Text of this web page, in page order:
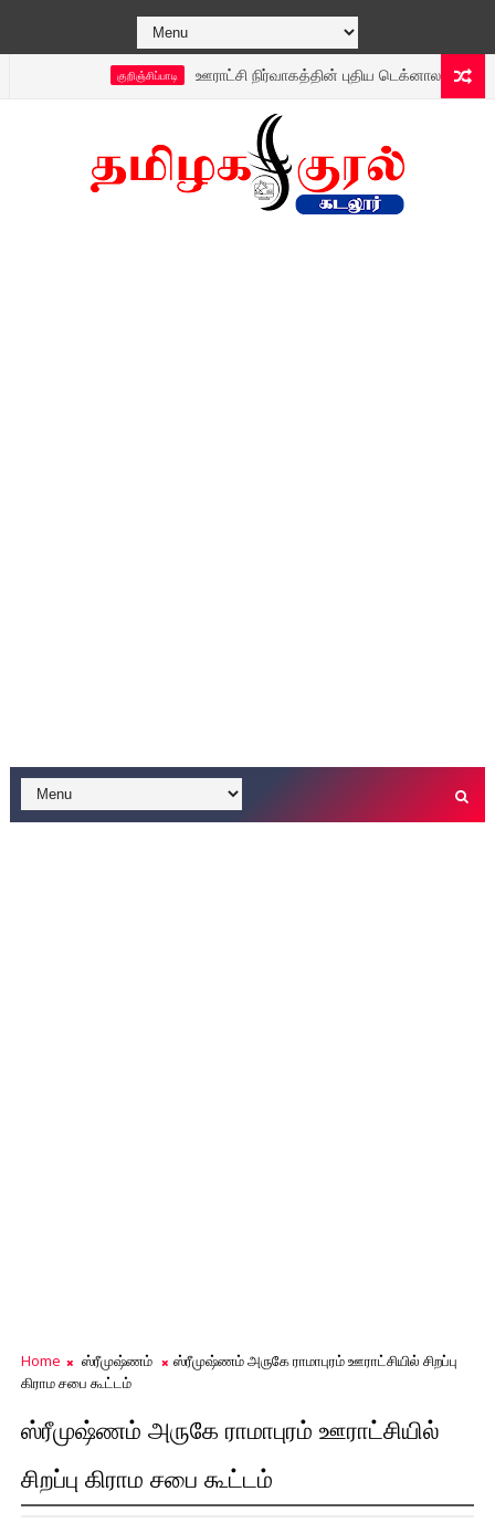
குறிஞ்சிப்பாடி ஊராட்சி நிர்வாகத்தின் புதிய டெக்னாலஜி 24 நேரமும்
Home ஸ்ரீமுஷ்ணம்
ஸ்ரீமுஷ்ணம் அருகே ராமாபுரம் ஊராட்சியில் சிறப்பு
கிராம சபை கூட்டம்
ஸ்ரீமுஷ்ணம் அருகே ராமாபுரம் ஊராட்சியில்
சிறப்பு கிராம சபை கூட்டம்